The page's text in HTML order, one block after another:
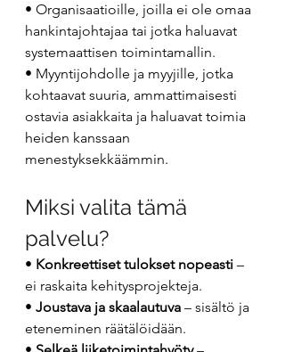
• Organisaatioille, joilla ei ole omaa
hankintajohtajaa tai jotka haluavat
systemaattisen toimintamallin.
• Myyntijohdolle ja myyjille, jotka
kohtaavat suuria, ammattimaisesti
ostavia asiakkaita ja haluavat toimia
heiden kanssaan
menestyksekkäämmin.
Miksi valita tämä
palvelu?
• Konkreettiset tulokset nopeasti –
ei raskaita kehitysprojekteja.
• Joustava ja skaalautuva – sisältö ja
eteneminen räätälöidään.